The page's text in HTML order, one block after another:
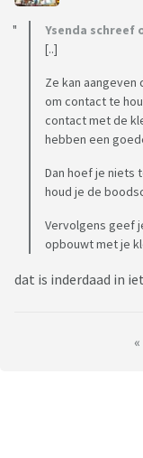
Ysenda schreef
[..]
Ze kan
om contact te
contact met de
hebben een
Dan hoef je niets
houd je de
Vervolgens geef
opbouwt met je
dat is inderdaad in
«